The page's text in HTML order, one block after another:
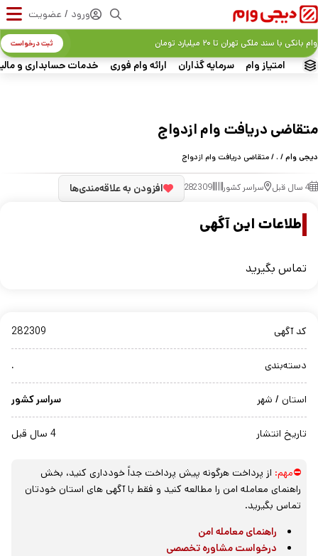
ورود / عضویت
امتیاز وام سرمایه گذاران ارائه وام فوری خدمات حسابداری و
وام بانکی با سند ملکی تهران تا ۲۰ میلیارد تومان ثبت درخواست
متقاضی دریافت وام ازدواج
دیجی وام/
. / متقاضی دریافت وام ازدواج
4 سال قبل سراسر کشور 282309 افزودن به علاقه‌مندی‌ها
اطلاعات این آگهی
تماس بگیرید
کد آگهی 282309
دسته‌بندی .
استان / شهر سراسر کشور
تاریخ انتشار 4 سال قبل
⛔مهم: از پرداخت هرگونه پیش پرداخت جداً خودداری کنید، بخش
راهنمای معامله امن را مطالعه کنید و فقط با آگهی های استان خودتان
تماس بگیرید.
راهنمای معامله امن
درخواست مشاوره تخصصی